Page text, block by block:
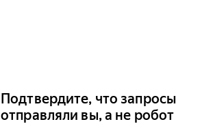
Подтвердите, что запросы
отправляли вы, а не робот